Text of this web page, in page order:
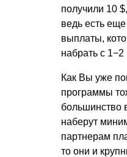
получили 10
ведь есть
выплаты,
набрать с
Как Вы уже
программы
большинство
наберут
партнерам
то они и